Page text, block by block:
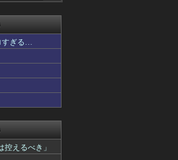
ま...
ログ...
...
の反...
すぎる…
えるべき」